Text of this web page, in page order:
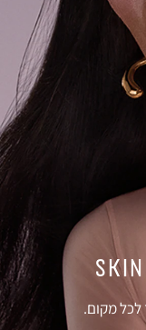
לכל מקום.